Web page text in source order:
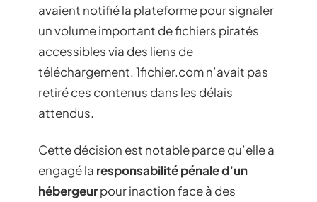
avaient notifié la plateforme pour signaler
un volume important de fichiers piratés
accessibles via des liens de
téléchargement. 1fichier.com n’avait pas
retiré ces contenus dans les délais
attendus.
Cette décision est notable parce qu’elle a
engagé la responsabilité pénale d’un
hébergeurpour inaction face à des